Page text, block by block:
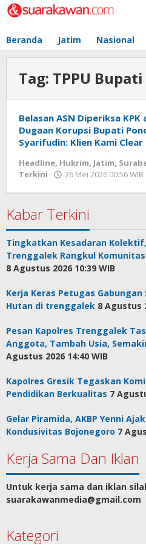
Lewati
ke
Beranda Jatim Nasional
Tag: TPPU
Belasan ASN Diperiksa KPK
Dugaan Korupsi Bupati
Syarifudin: Klien Kami Clear
Headline, Hukrim, Jatim,
Terkini
26 Mei 2026 00:56 WIB
Kabar Terkini
Tingkatkan Kesadaran
Trenggalek Rangkul
8 Agustus 2026 10:39 WIB
Kerja Keras Petugas
Hutan di trenggalek 8 Agustus
Pesan Kapolres Trenggalek
Anggota, Tambah Usia,
Agustus 2026 14:40 WIB
Kapolres Gresik Tegaskan
Pendidikan Berkualitas 7
Gelar Piramida, AKBP Yenni
Kondusivitas Bojonegoro 7
Kerja Sama Dan Iklan
Untuk kerja sama dan iklan
suarakawanmedia@gmail.com
Kategori